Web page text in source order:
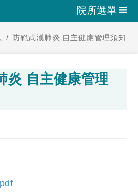
院所選單
防範武漢肺炎 自主健康管理須知
炎 自主健康管理